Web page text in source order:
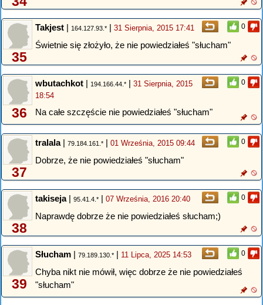
0
35
Takjest | 164.127.93.* | 31 Sierpnia, 2015 17:41
Świetnie się złożyło, że nie powiedziałeś "słucham"
0
36
wbutachkot | 194.166.44.* | 31 Sierpnia, 2015
18:54
Na całe szczęście nie powiedziałeś "słucham"
0
37
tralala| 79.184.161.* | 01 Września, 2015 09:44
Dobrze, że nie powiedziałeś "słucham"
0
38
takiseja| 95.41.4.* | 07 Września, 2016 20:40
Naprawdę dobrze że nie powiedziałeś słucham;)
0
39
Słucham | 79.189.130.* | 11 Lipca, 2025 14:53
Chyba nikt nie mówił, więc dobrze że nie powiedziałeś
"słucham"